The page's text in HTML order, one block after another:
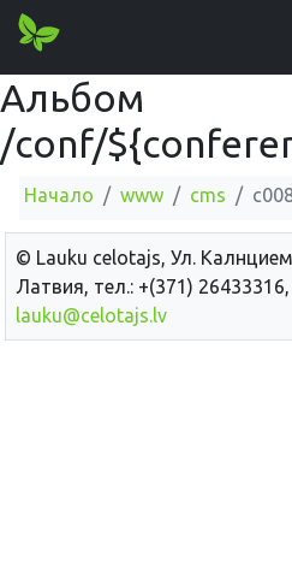
Альбом
/conf/
Начало www cms
© Lauku сelotajs, Ул.
Латвия, тел.: +(371)
lauku@celotajs.lv